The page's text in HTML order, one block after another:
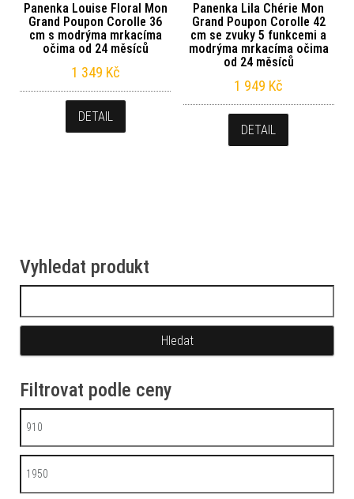
Panenka Louise Floral Mon
Grand Poupon Corolle 36
cm s modrýma mrkacíma
očima od 24 měsíců
1 349 Kč
DETAIL
Panenka Lila Chérie Mon
Grand Poupon Corolle 42
cm se zvuky 5 funkcemi a
modrýma mrkacíma očima
od 24 měsíců
1 949 Kč
DETAIL
Vyhledat produkt
Filtrovat podle ceny
Minimální cena
Maximální cena